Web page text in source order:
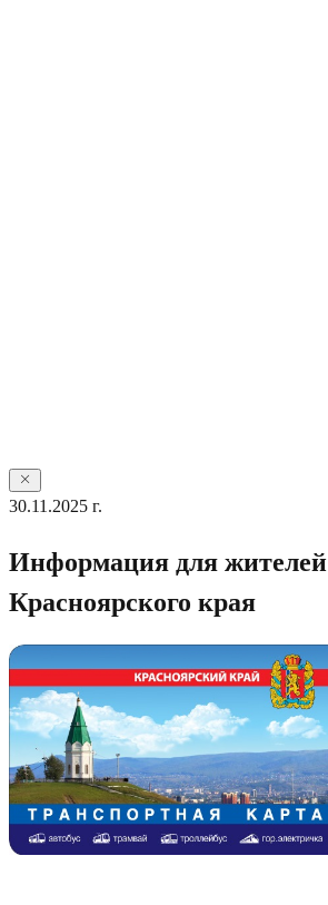
30.11.2025 г.
Информация для жителей
Красноярского края